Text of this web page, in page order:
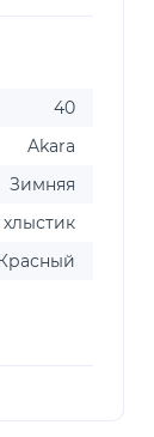
40
Akara
Зимняя